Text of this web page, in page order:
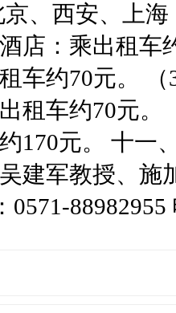
京、西安、上
店：乘出租车
车约70元。
租车约70元。
170元。 十一
建军教授、施
0571-